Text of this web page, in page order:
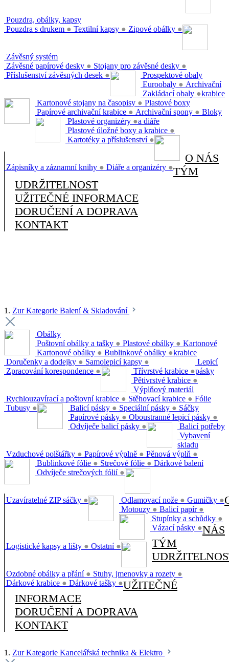
Pouzdra, obálky, kapsy
Pouzdra s drukem ● Textilní kapsy ● Zipové obálky ●
Závěsný systém
Závěsné papírové desky ● Stojany pro závěsné desky ●
Příslušenství závěsných desek ●
Prospektové obaly
Euroobaly ●
Zakládací obaly ●
Archivační
krabice
Kartonové stojany na časopisy ●
Papírové archivační krabice ● Archivační spony ●
Plastové boxy
Plastové organizéry ●
Plastové úložné boxy a krabice ●
Kartotéky a příslušenství ●
Bloky
a diáře
Zápisníky a záznamní knihy ● Diáře a organizéry ●
O NÁS
TÝM
UDRŽITELNOST
UŽITEČNÉ INFORMACE
DORUČENÍ A DOPRAVA
KONTAKT
1. Zur Kategorie Balení & Skladování
Obálky
Poštovní obálky a tašky ● Plastové obálky ●
Kartonové obálky ● Bublinkové obálky ●
Doručenky a dodejky ● Samolepicí kapsy ●
Zpracování korespondence ●
Kartonové
krabice
Třívrstvé krabice ●
Pětivrstvé krabice ●
Rychlouzavírací a poštovní krabice ● Stěhovací krabice ●
Tubusy ●
Lepicí
pásky
Balicí pásky ● Speciální pásky ●
Papírové pásky ● Oboustranné lepicí pásky ●
Odvíječe balicí pásky ●
Výplňový materiál
Vzduchové polštářky ● Papírové výplně ● Pěnová výplň ●
Fólie
Bublinkové fólie ● Strečové fólie ●
Odvíječe strečových fólií ●
Sáčky
Uzavíratelné ZIP sáčky ●
Balicí potřeby
Odlamovací nože ● Gumičky ●
Motouzy ● Balicí papír ●
Vybavení
skladu
Stupínky a schůdky ●
Vázací pásky ●
Logistické kapsy a lišty ● Ostatní ●
Dárkové balení
Ozdobné obálky a přání ● Stuhy, jmenovky a rozety ●
Dárkové krabice ● Dárkové tašky ●
NÁS
TÝM
UŽITEČNÉ
INFORMACE
DORUČENÍ A DOPRAVA
KONTAKT
1. Zur Kategorie Kancelářská technika & Elektro